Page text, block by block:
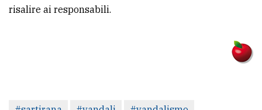
risalire ai responsabili.